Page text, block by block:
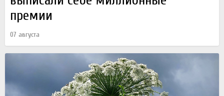
премии
07 августа